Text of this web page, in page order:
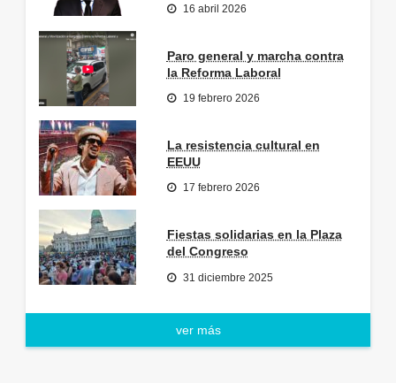
16 abril 2026
Paro general y marcha contra
la Reforma Laboral
19 febrero 2026
La resistencia cultural en
EEUU
17 febrero 2026
Fiestas solidarias en la Plaza
del Congreso
31 diciembre 2025
ver más